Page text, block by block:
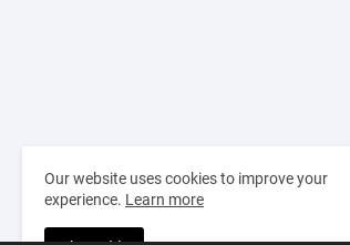
Our website uses cookies to improve your
experience. Learn more